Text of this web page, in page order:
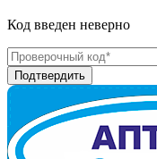
Код введен неверно